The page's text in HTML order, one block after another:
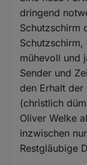
dringend
Schutzschirm
mühevoll und
Sender und
den Erhalt der
(christlich
Oliver Welke
inzwischen
Restgläubige